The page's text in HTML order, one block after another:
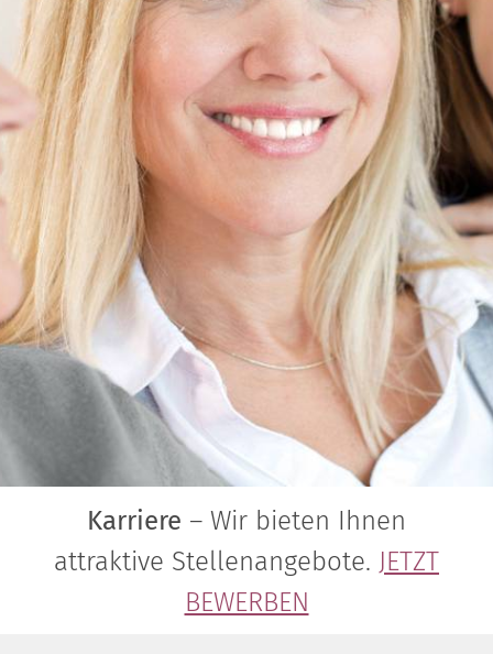
Karriere – Wir bieten Ihnen
attraktive Stellenangebote. JETZT
BEWERBEN